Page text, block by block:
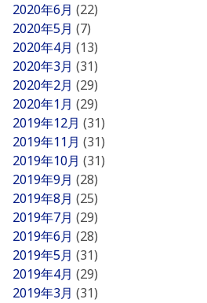
2020年6月 (22)
2020年5月 (7)
2020年4月 (13)
2020年3月 (31)
2020年2月 (29)
2020年1月 (29)
2019年12月 (31)
2019年11月 (31)
2019年10月 (31)
2019年9月 (28)
2019年8月 (25)
2019年7月 (29)
2019年6月 (28)
2019年5月 (31)
2019年4月 (29)
2019年3月 (31)